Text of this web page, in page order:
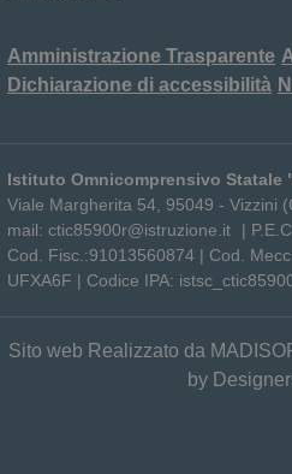
Amministrazione Trasparente
Dichiarazione di accessibilità
Istituto Omnicomprensivo Statale
Viale Margherita 54, 95049 - Vizzini
mail: ctic85900r@istruzione.it |
Cod. Fisc.:91013560874 | Cod. Mecc.
UFXA6F | Codice IPA:
Sito web Realizzato da
by